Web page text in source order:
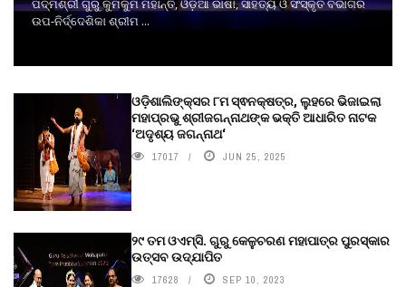
ପଦ୍ମଶ୍ରୀ ଗୁରୁ କୁମକୁମ ମହାନ୍ତି, ଓଡ଼ିଆ ଭାଷା, ସାହିତ୍ୟ ଓ ସଂସ୍କୃତି ବିଭାଗର
ଉପ-ନିର୍ଦ୍ଦେଶିକା ଶ୍ରୀମ ...
ଓଡ଼ିଶାଲିଙ୍କ୍ସର ୮ମ ସ୍ଵନକ୍ଷତ୍ର, ଲୁହରେ ଭିଜାଇଲା
ମହାପ୍ରଭୁ ଶ୍ରୀଜଗନ୍ନାଥଙ୍କ ଭକ୍ତି ଆଧାରିତ ନାଟକ
‘ଅଦୃଶ୍ୟ ଜଗନ୍ନାଥ‘
17017 JUN 25, 2025
୨୯ ତମ ଓଏମ୍‌ସି. ଗୁରୁ କେଳୁଚରଣ ମହାପାତ୍ର ପୁରସ୍କାର
ଉତ୍ସବ ଉଦ୍‍ଯାପିତ
17628 SEP 10, 2023